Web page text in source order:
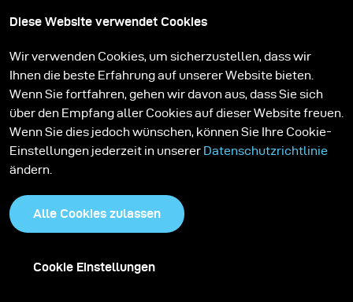
Lernen Sie, wie man den
Siros L einsetzt
Entdecken Sie kurze Anleitungsbeispiele zum Siros L
Diese Website verwendet Cookies
Wir verwenden Cookies, um sicherzustellen, dass wir
Ihnen die beste Erfahrung auf unserer Website bieten.
Wenn Sie fortfahren, gehen wir davon aus, dass Sie sich
über den Empfang aller Cookies auf dieser Website freuen.
Wenn Sie dies jedoch wünschen, können Sie Ihre Cookie-
Einstellungen jederzeit in unserer Datenschutzrichtlinie
ändern.
Alle Cookies zulassen
Cookie Einstellungen